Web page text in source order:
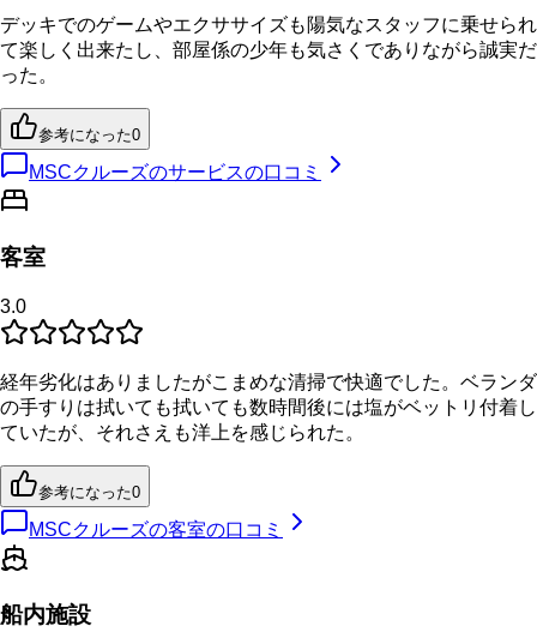
デッキでのゲームやエクササイズも陽気なスタッフに乗せられ
て楽しく出来たし、部屋係の少年も気さくでありながら誠実だ
った。
参考になった0
MSCクルーズのサービスの口コミ
客室
3.0
経年劣化はありましたがこまめな清掃で快適でした。ベランダ
の手すりは拭いても拭いても数時間後には塩がベットリ付着し
ていたが、それさえも洋上を感じられた。
参考になった0
MSCクルーズの客室の口コミ
船内施設